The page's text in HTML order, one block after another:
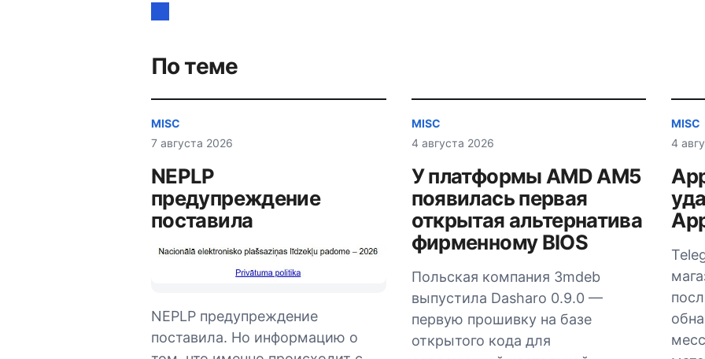
по
записям
По теме
MISC
7 августа 2026
NEPLP
предупреждение
поставила
NEPLP предупреждение
поставила. Но информацию о
MISC
4 августа 2026
У платформы AMD AM5
появилась первая
открытая альтернатива
фирменному BIOS
Польская компания 3mdeb
выпустила Dasharo 0.9.0 —
первую прошивку на базе
открытого кода для
MISC
4